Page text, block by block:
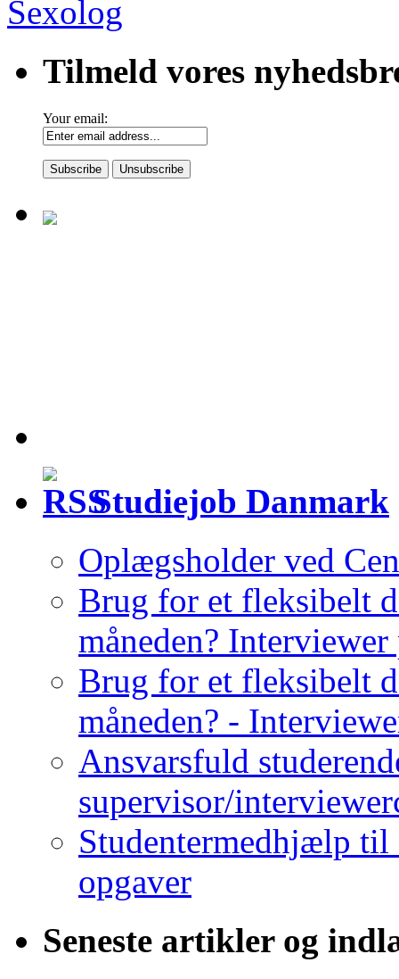
Sexolog
Tilmeld vores
Your email:
Studiejob Danmark
Oplægsholder ved
Brug for et fleksibelt
måneden? Interviewer
Brug for et fleksibelt
måneden? -
Ansvarsfuld
supervisor/
Studentermedhjælp
opgaver
Seneste artikler og